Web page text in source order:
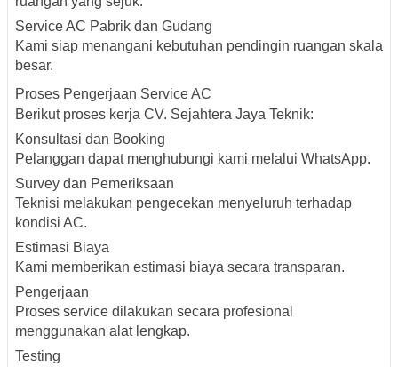
Service AC Pabrik dan Gudang
Kami siap menangani kebutuhan pendingin ruangan skala
besar.
Proses Pengerjaan Service AC
Berikut proses kerja CV. Sejahtera Jaya Teknik:
Konsultasi dan Booking
Pelanggan dapat menghubungi kami melalui WhatsApp.
Survey dan Pemeriksaan
Teknisi melakukan pengecekan menyeluruh terhadap
kondisi AC.
Estimasi Biaya
Kami memberikan estimasi biaya secara transparan.
Pengerjaan
Proses service dilakukan secara profesional
menggunakan alat lengkap.
Testing